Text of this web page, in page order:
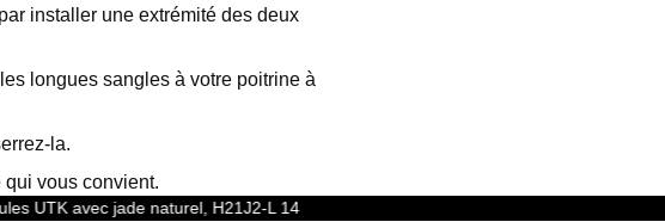
installer une extrémité des deux
longues sangles à votre poitrine à
la.
vous convient.